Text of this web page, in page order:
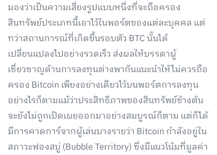
มองว่าเป็นความเสี่ยงรูปแบบหนึ่งที่จะถือครอง
สินทรัพย์ประเภทนี้เอาไว้ในพอร์ตของแต่ละบุคคล แต่
ทว่าสถานการณ์ที่เกิดขึ้นรอบตัว BTC นั้นได้
เปลี่ยนแปลงไปอย่างรวดเร็ว ส่งผลให้บรรดาผู้
เชี่ยวชาญด้านการลงทุนต่างพากันแนะนำให้ไม่ควรถือ
ครอง Bitcoin เพียงอย่างเดียวไว้บนพอร์ตการลงทุน
อย่างไรก็ตามแม้ว่าประสิทธิภาพของสินทรัพย์ข้างต้น
จะยังไม่ถูกเปิดเผยออกมาอย่างสมบูรณ์ก็ตาม แต่ก็ได้
มีการคาดการ์จากผู้เล่นบางรายว่า Bitcoin กำลังอยู่ใน
สภาวะฟองสบู่ (Bubble Territory) ซึ่งมีแนวโน้มที่มูลค่า